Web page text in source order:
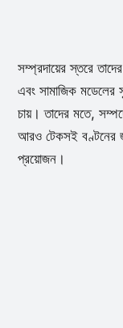
সম্প্রদায়ের স্তরে
এবং সামাজিক মডেলের
চায়। তাদের মতে,
আরও টেকসই বণ্টনের
প্রয়োজন।